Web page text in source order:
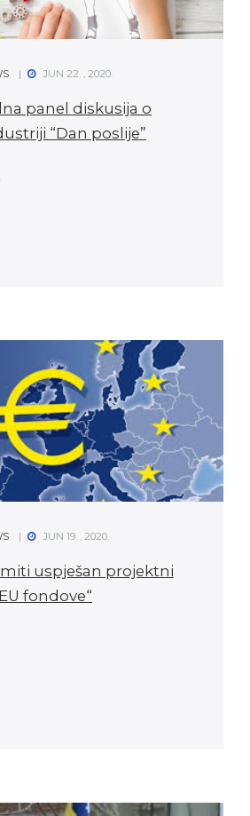
JUN 22. , 2020.
panel diskusija o
“Dan poslije”
JUN 19. , 2020.
uspješan projektni
fondove“